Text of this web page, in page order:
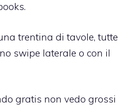
trentina di tavole, tutte
swipe laterale o con il
gratis non vedo grossi